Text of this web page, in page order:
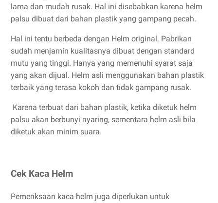
lama dan mudah rusak. Hal ini disebabkan karena helm
palsu dibuat dari bahan plastik yang gampang pecah.
Hal ini tentu berbeda dengan Helm original. Pabrikan
sudah menjamin kualitasnya dibuat dengan standard
mutu yang tinggi. Hanya yang memenuhi syarat saja
yang akan dijual. Helm asli menggunakan bahan plastik
terbaik yang terasa kokoh dan tidak gampang rusak.
Karena terbuat dari bahan plastik, ketika diketuk helm
palsu akan berbunyi nyaring, sementara helm asli bila
diketuk akan minim suara.
Cek Kaca Helm
Pemeriksaan kaca helm juga diperlukan untuk